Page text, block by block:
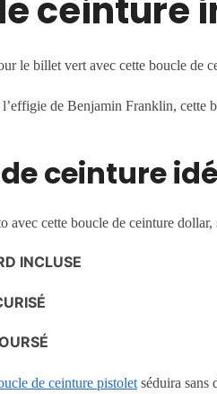
ceinture
le billet vert avec cette boucle de
de Benjamin Franklin, cette
ceinture
avec cette boucle de ceinture
INCLUSE
de ceinture pistolet séduira sans